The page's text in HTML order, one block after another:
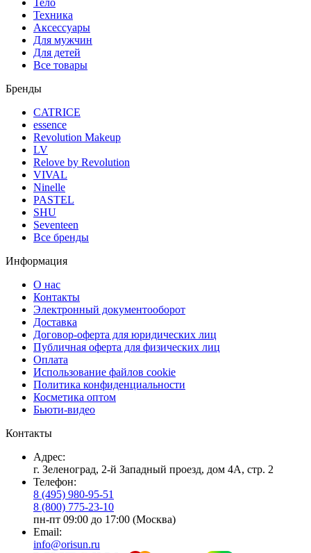
Техника
Аксессуары
Для мужчин
Для детей
Все товары
Бренды
CATRICE
essence
Revolution Makeup
LV
Relove by Revolution
VIVAL
Ninelle
PASTEL
SHU
Seventeen
Все бренды
Информация
О нас
Контакты
Электронный документооборот
Доставка
Договор-оферта для юридических лиц
Публичная оферта для физических лиц
Оплата
Использование файлов cookie
Политика конфиденциальности
Косметика оптом
Бьюти-видео
Контакты
Адрес:
г. Зеленоград, 2-й Западный проезд, дом 4А, стр. 2
Телефон:
8 (495) 980-95-51
8 (800) 775-23-10
пн-пт 09:00 до 17:00 (Москва)
Email:
info@orisun.ru